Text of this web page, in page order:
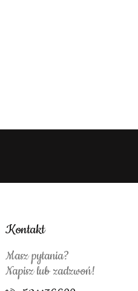
Kontakt
Masz pytania?
Napisz lub zadzwoń!